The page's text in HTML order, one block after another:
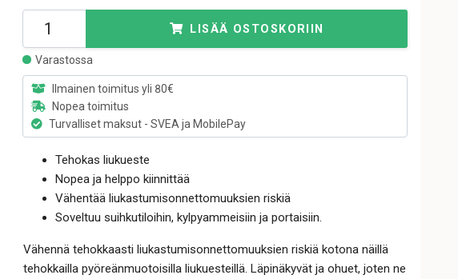
LISÄÄ OSTOSKORIIN
Varastossa
Ilmainen toimitus yli 80€
Nopea toimitus
Turvalliset maksut - SVEA ja MobilePay
Tehokas liukueste
Nopea ja helppo kiinnittää
Vähentää liukastumisonnettomuuksien riskiä
Soveltuu suihkutiloihin, kylpyammeisiin ja portaisiin.
Vähennä tehokkaasti liukastumisonnettomuuksien riskiä kotona näillä
tehokkailla pyöreänmuotoisilla liukuesteillä. Läpinäkyvät ja ohuet, joten ne